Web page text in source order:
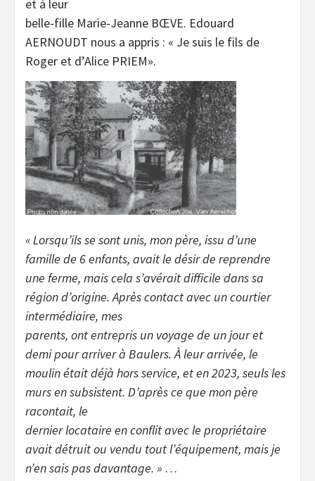
et à leur
belle-fille Marie-Jeanne BŒVE. Edouard
AERNOUDT nous a appris : « Je suis le fils de
Roger et d’Alice PRIEM».
« Lorsqu’ils se sont unis, mon père, issu d’une
famille de 6 enfants, avait le désir de reprendre
une ferme, mais cela s’avérait difficile dans sa
région d’origine. Après contact avec un courtier
intermédiaire, mes
parents, ont entrepris un voyage de un jour et
demi pour arriver à Baulers. À leur arrivée, le
moulin était déjà hors service, et en 2023, seuls les
murs en subsistent. D’après ce que mon père
racontait, le
dernier locataire en conflit avec le propriétaire
avait détruit ou vendu tout l’équipement, mais je
n’en sais pas davantage. » …